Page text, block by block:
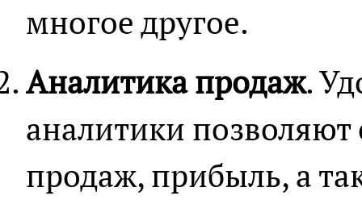
многое другое.
Аналитика продаж.
аналитики
продаж, прибыль, а